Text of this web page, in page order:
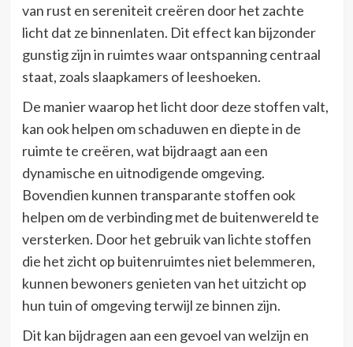
van rust en sereniteit creëren door het zachte
licht dat ze binnenlaten. Dit effect kan bijzonder
gunstig zijn in ruimtes waar ontspanning centraal
staat, zoals slaapkamers of leeshoeken.
De manier waarop het licht door deze stoffen valt,
kan ook helpen om schaduwen en diepte in de
ruimte te creëren, wat bijdraagt aan een
dynamische en uitnodigende omgeving.
Bovendien kunnen transparante stoffen ook
helpen om de verbinding met de buitenwereld te
versterken. Door het gebruik van lichte stoffen
die het zicht op buitenruimtes niet belemmeren,
kunnen bewoners genieten van het uitzicht op
hun tuin of omgeving terwijl ze binnen zijn.
Dit kan bijdragen aan een gevoel van welzijn en